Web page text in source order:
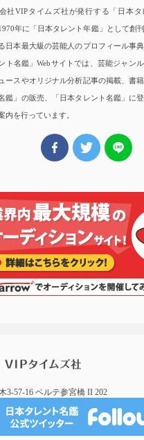
社VIPタイムズ社が発行する「日本タ
年に「日本タレント年鑑」として創
日本最大級の芸能人のプロフィール事
ト名鑑」Webサイトでは、芸能ジャン
ースやオリジナル分析記事の掲載、書
鑑」の販売、「日本タレント名鑑」に
内を行っています。
3-57-16 ベルテ参宮橋 II 202